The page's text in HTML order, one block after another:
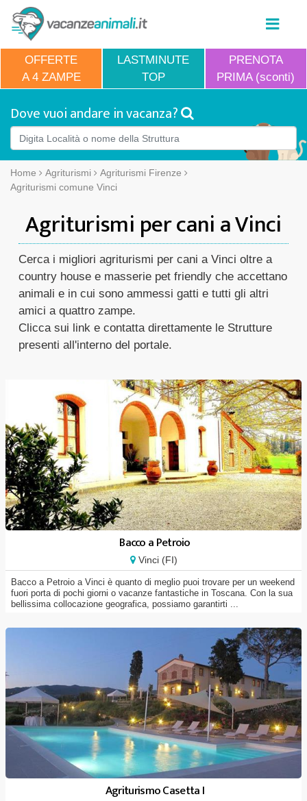
OFFERTE
A 4 ZAMPE
LASTMINUTE
TOP
PRENOTA
PRIMA (sconti)
Dove vuoi andare in vacanza?
Home Agriturismi
Agriturismi Firenze
Agriturismi comune Vinci
Agriturismi per cani a Vinci
Cerca i migliori agriturismi per cani a Vinci oltre a
country house e masserie pet friendly che accettano
animali e in cui sono ammessi gatti e tutti gli altri
amici a quattro zampe.
Clicca sui link e contatta direttamente le Strutture
presenti all'interno del portale.
Bacco a Petroio
Vinci (FI)
Bacco a Petroio a Vinci è quanto di meglio puoi trovare per un weekend
fuori porta di pochi giorni o vacanze fantastiche in Toscana. Con la sua
bellissima collocazione geografica, possiamo garantirti ...
Agriturismo Casetta I